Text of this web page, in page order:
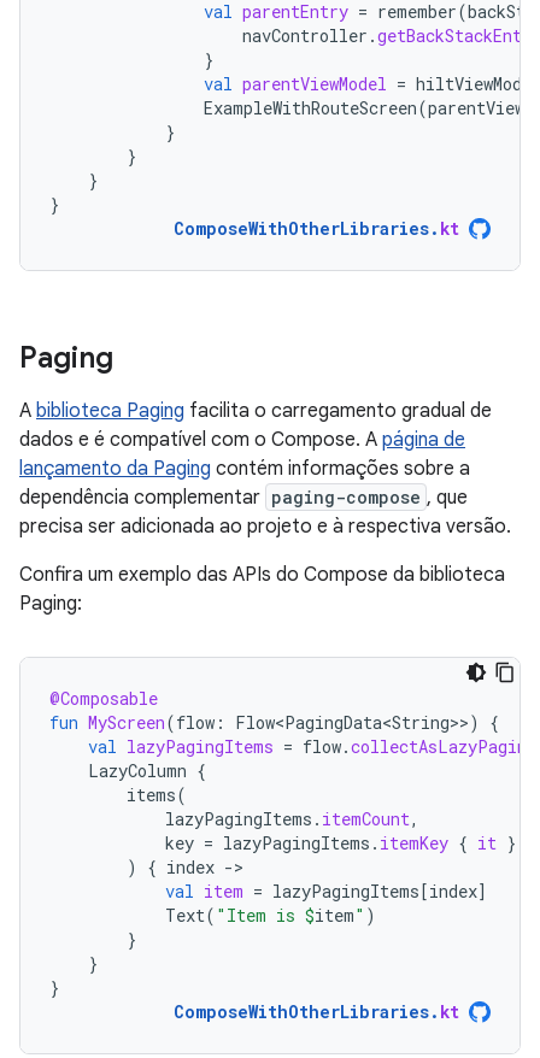
val parentEntry = remember(
navController .getBackStackEntry
}
val parentViewModel =
ExampleWithRouteScreen(
}
}
}
}
ComposeWithOtherLibraries. kt
Paging
A biblioteca Paging facilita o carregamento gradual de
dados e é compatível com o Compose. A página de
lançamento da Paging contém informações sobre a
dependência complementar paging-compose , que
precisa ser adicionada ao projeto e à respectiva versão.
Confira um exemplo das APIs do Compose da biblioteca
Paging:
@Composable
fun MyScreen(flow : Flow<PagingData<String>>)
{
val lazyPagingItems = flow.
LazyColumn {
items(
lazyPagingItems . itemCount,
key = lazyPagingItems . itemKey { it }
)
{ index -
val item = lazyPagingItems[index]
Text( "Item is $item" )
}
}
}
ComposeWithOtherLibraries. kt